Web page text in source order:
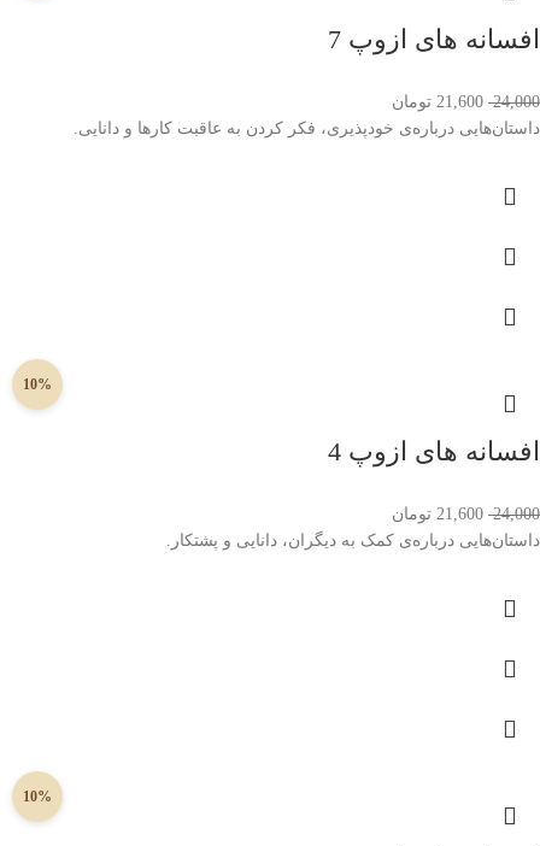
افسانه های ازوپ 7
24,000
21,600 تومان
داستان‌هایی درباره‌ی خودپذیری، فکر کردن به عاقبت کارها و دانایی.
10%
افسانه های ازوپ 4
24,000
21,600 تومان
داستان‌هایی درباره‌ی کمک به دیگران، دانایی و پشتکار.
10%